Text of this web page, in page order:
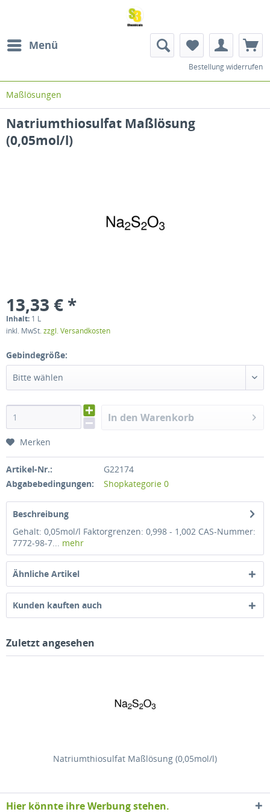
Menü
Bestellung widerrufen
Maßlösungen
Natriumthiosulfat Maßlösung
(0,05mol/l)
13,33 € *
Inhalt: 1 L
inkl. MwSt.zzgl. Versandkosten
Gebindegröße:
Bitte wählen
In den Warenkorb
Merken
Artikel-Nr.:
G22174
Abgabebedingungen:
Shopkategorie 0
Beschreibung
Gehalt: 0,05mol/l Faktorgrenzen: 0,998 - 1,002 CAS-Nummer:
7772-98-7... mehr
Ähnliche Artikel
Kunden kauften auch
Zuletzt angesehen
Natriumthiosulfat Maßlösung (0,05mol/l)
Hier könnte ihre Werbung stehen.